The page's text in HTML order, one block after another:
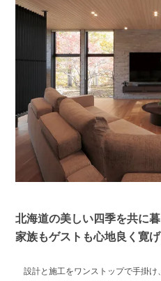
北海道の美しい四季を共に
家族もゲストも心地良く寛
設計と施工をワンストップで手掛け